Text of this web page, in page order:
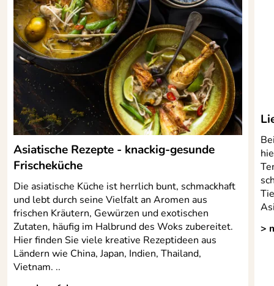
besonders dicker Boden (8-10 mm) zur optimalen
Wärmeleitung und Speicherung
absolut plan und mikrofein abgedrehter Boden für
besten Kontakt zur Kochplatte
geeignet für alle üblichen Herdarten, wie Gas- und
Elektroherd, Glaskeramik- und Halogenkochfeld sowie
Induktion
im Backofen bis 240 °C hitzebeständig (inkl. Griff/ Stiel)
hochwertige 5-fache Oberflächen-Versiegelung
ermöglicht Braten und Kochen ohne Fett
zusätzlich verstärkter Schüttrand
AMT Gastroguß ist offizieller Ausstatter der deutschen
Köche-Nationalmannschaft
Hersteller: AMT Alumetall-Giesstechnik GmbH ,
Glörstraße 20-22, 58579 Schalksmühle,
info@gastroguss.de
Asiatische Rezepte - knackig-gesunde
Frischeküche
Die asiatische Küche ist herrlich bunt, schmackhaft
und lebt durch seine Vielfalt an Aromen aus
frischen Kräutern, Gewürzen und exotischen
Zutaten, häufig im Halbrund des Woks zubereitet.
Hier finden Sie viele kreative Rezeptideen aus
Ländern wie China, Japan, Indien, Thailand,
Vietnam. ..
>